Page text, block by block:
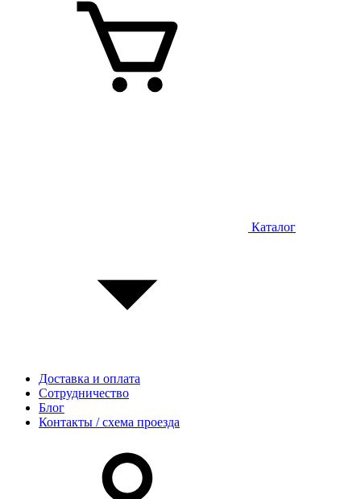
Каталог
Доставка и оплата
Сотрудничество
Блог
Контакты / схема проезда